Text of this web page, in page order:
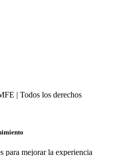
| Todos los derechos
para mejorar la experiencia